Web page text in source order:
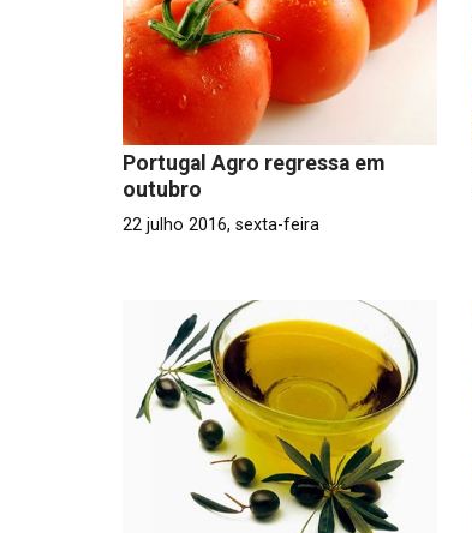
Portugal Agro regressa em
outubro
22 julho 2016, sexta-feira